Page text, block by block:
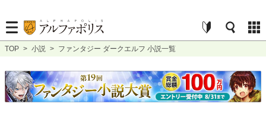
TOP > 小説 > ファンタジー ダークエルフ 小説一覧